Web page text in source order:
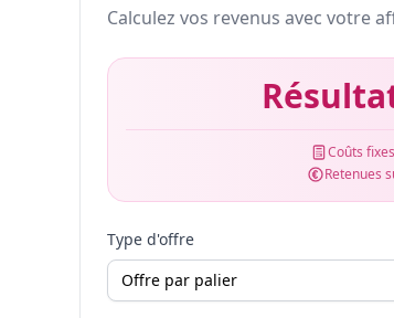
Calculez vos revenus avec votre
Coûts
Retenues
Type d'offre